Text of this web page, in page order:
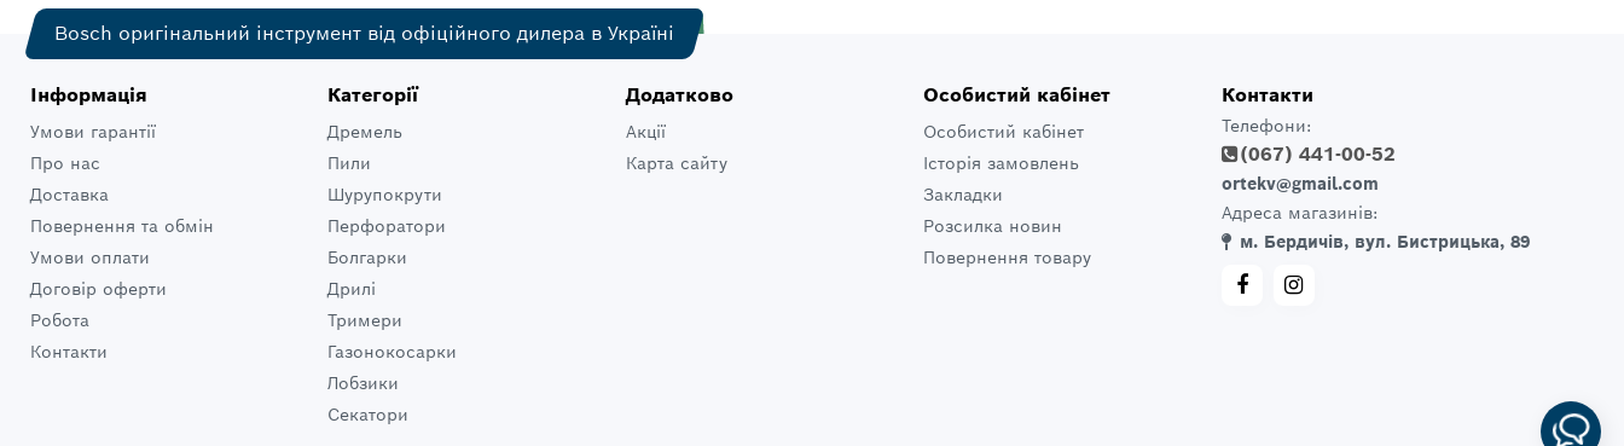
Bosch оригінальний інструмент від офіційного дилера в Україні
Інформація
Умови гарантії
Про нас
Доставка
Повернення та обмін
Умови оплати
Договір оферти
Робота
Контакти
Категорії
Дремель
Пили
Шурупокрути
Перфоратори
Болгарки
Дрилі
Тримери
Газонокосарки
Лобзики
Секатори
Додатково
Акції
Карта сайту
Особистий кабінет
Особистий кабінет
Історія замовлень
Закладки
Розсилка новин
Повернення товару
Контакти
Телефони:
(067) 441-00-52
ortekv@gmail.com
Адреса магазинів:
м. Бердичів, вул. Бистрицька, 89